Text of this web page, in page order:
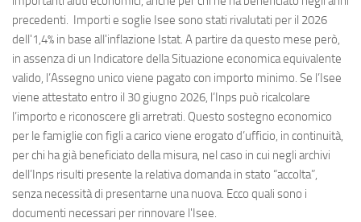
precedenti. Importi e soglie Isee sono stati rivalutati per il 2026
dell'1,4% in base all'inflazione Istat. A partire da questo mese però,
in assenza di un Indicatore della Situazione economica equivalente
valido, l’Assegno unico viene pagato con importo minimo. Se l’Isee
viene attestato entro il 30 giugno 2026, l’Inps può ricalcolare
l’importo e riconoscere gli arretrati. Questo sostegno economico
per le famiglie con figli a carico viene erogato d’ufficio, in continuità,
per chi ha già beneficiato della misura, nel caso in cui negli archivi
dell’Inps risulti presente la relativa domanda in stato “accolta”,
senza necessità di presentarne una nuova. Ecco quali sono i
documenti necessari per rinnovare l'Isee.